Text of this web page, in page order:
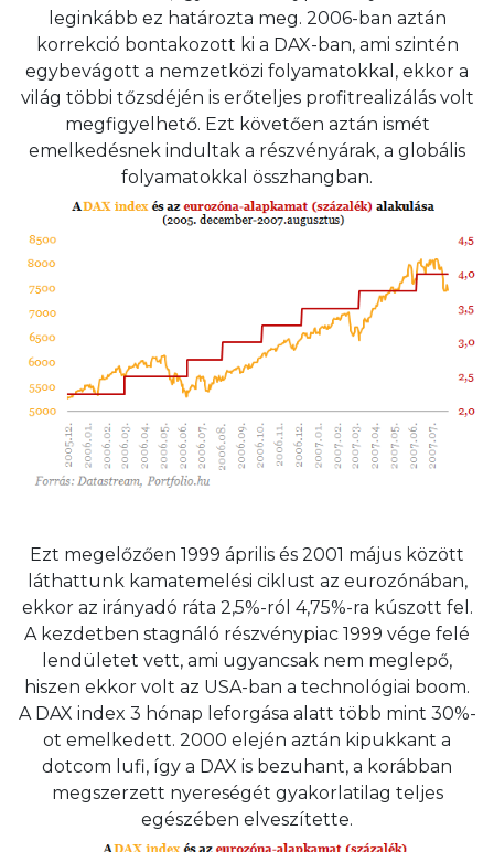
leginkább ez határozta meg. 2006-ban aztán
korrekció bontakozott ki a DAX-ban, ami szintén
egybevágott a nemzetközi folyamatokkal, ekkor a
világ többi tőzsdéjén is erőteljes profitrealizálás volt
megfigyelhető. Ezt követően aztán ismét
emelkedésnek indultak a részvényárak, a globális
folyamatokkal összhangban.
Ezt megelőzően 1999 április és 2001 május között
láthattunk kamatemelési ciklust az eurozónában,
ekkor az irányadó ráta 2,5%-ról 4,75%-ra kúszott fel.
A kezdetben stagnáló részvénypiac 1999 vége felé
lendületet vett, ami ugyancsak nem meglepő,
hiszen ekkor volt az USA-ban a technológiai boom.
A DAX index 3 hónap leforgása alatt több mint 30%-
ot emelkedett. 2000 elején aztán kipukkant a
dotcom lufi, így a DAX is bezuhant, a korábban
megszerzett nyereségét gyakorlatilag teljes
egészében elveszítette.